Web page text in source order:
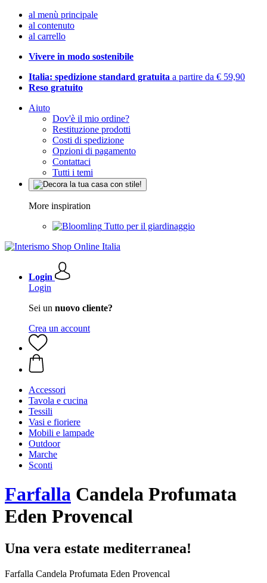
al menù principale
al contenuto
al carrello
Vivere in modo sostenibile
Italia: spedizione standard gratuita a partire da € 59,90
Reso gratuito
Aiuto
Dov'è il mio ordine?
Restituzione prodotti
Costi di spedizione
Opzioni di pagamento
Contattaci
Tutti i temi
More inspiration
Tutto per il giardinaggio
Login
Login
Sei un nuovo cliente?
Crea un account
Accessori
Tavola e cucina
Tessili
Vasi e fioriere
Mobili e lampade
Outdoor
Marche
Sconti
Farfalla Candela Profumata
Eden Provencal
Una vera estate mediterranea!
Farfalla Candela Profumata Eden Provencal